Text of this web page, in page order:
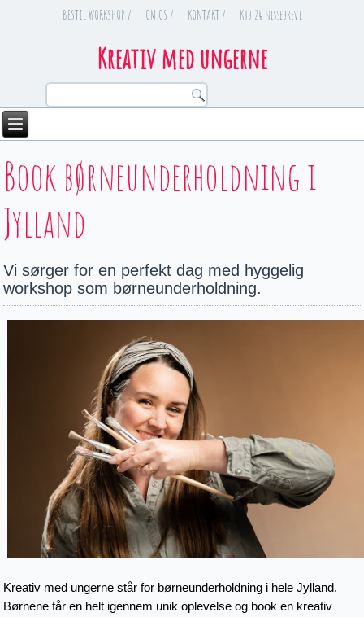
BESTIL WORKSHOP / OM OS / KONTAKT / Køb 24 nissebreve
Kreativ med ungerne
You are here
Book børneunderholdning i
Jylland
Vi sørger for en perfekt dag med hyggelig
workshop som børneunderholdning.
Kreativ med ungerne står for børneunderholdning i hele Jylland.
Børnene får en helt igennem unik oplevelse og book en kreativ